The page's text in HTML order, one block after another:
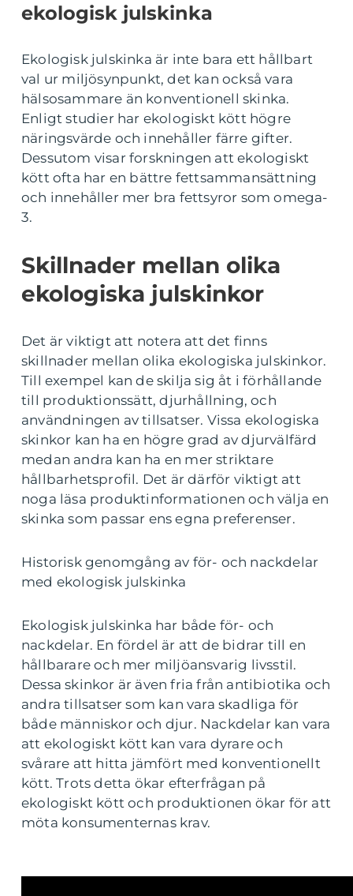
ekologisk julskinka
Ekologisk julskinka är inte bara ett hållbart
val ur miljösynpunkt, det kan också vara
hälsosammare än konventionell skinka.
Enligt studier har ekologiskt kött högre
näringsvärde och innehåller färre gifter.
Dessutom visar forskningen att ekologiskt
kött ofta har en bättre fettsammansättning
och innehåller mer bra fettsyror som omega-
3.
Skillnader mellan olika
ekologiska julskinkor
Det är viktigt att notera att det finns
skillnader mellan olika ekologiska julskinkor.
Till exempel kan de skilja sig åt i förhållande
till produktionssätt, djurhållning, och
användningen av tillsatser. Vissa ekologiska
skinkor kan ha en högre grad av djurvälfärd
medan andra kan ha en mer striktare
hållbarhetsprofil. Det är därför viktigt att
noga läsa produktinformationen och välja en
skinka som passar ens egna preferenser.
Historisk genomgång av för- och nackdelar
med ekologisk julskinka
Ekologisk julskinka har både för- och
nackdelar. En fördel är att de bidrar till en
hållbarare och mer miljöansvarig livsstil.
Dessa skinkor är även fria från antibiotika och
andra tillsatser som kan vara skadliga för
både människor och djur. Nackdelar kan vara
att ekologiskt kött kan vara dyrare och
svårare att hitta jämfört med konventionellt
kött. Trots detta ökar efterfrågan på
ekologiskt kött och produktionen ökar för att
möta konsumenternas krav.